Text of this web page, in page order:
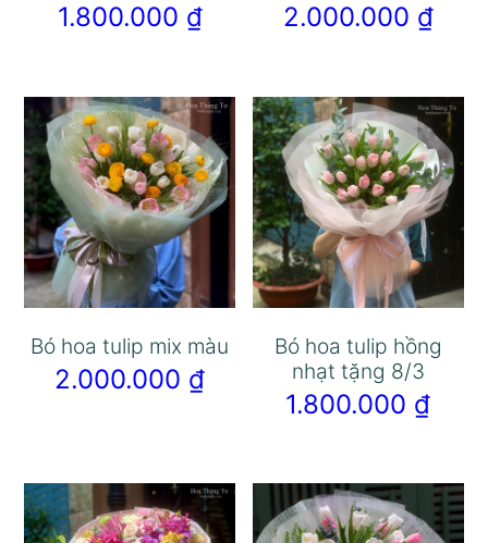
1.800.000 ₫ 2.000.000 ₫
Bó hoa tulip mix màu
2.000.000 ₫
Bó hoa tulip hồng
nhạt tặng 8/3
1.800.000 ₫